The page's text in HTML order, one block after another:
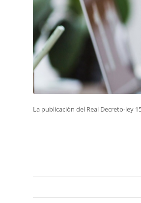
La publicación del Real Decreto-ley